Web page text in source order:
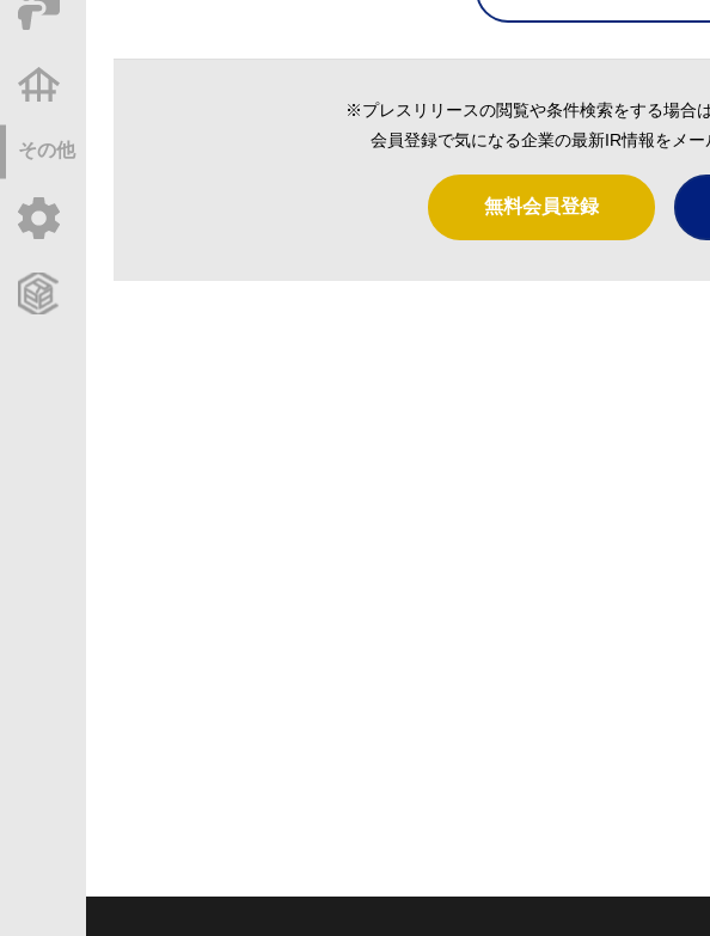
その他
※プレスリリースの閲覧や条件検索をする場合
会員登録で気になる企業の最新IR情報をメー
無料会員登録